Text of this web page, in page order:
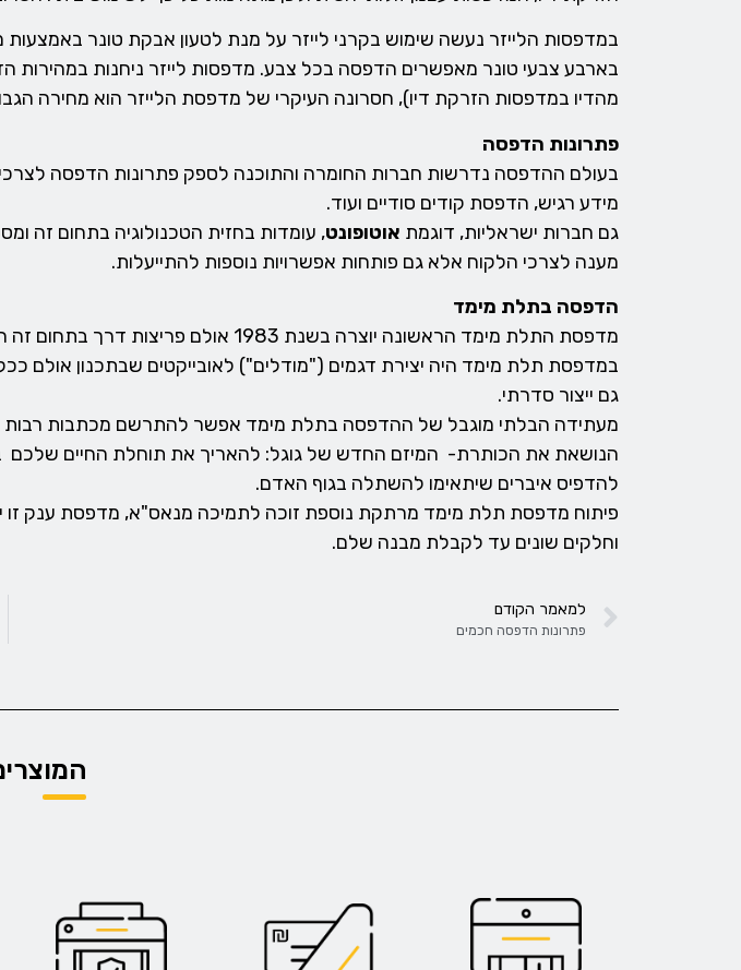
במדפסות הלייזר נעשה שימוש בקרני לייזר על מנת לטעון אבקת טונר
בארבע צבעי טונר מאפשרים הדפסה בכל צבע. מדפסות לייזר ניחנות במהירות
מהדיו במדפסות הזרקת דיו), חסרונה העיקרי של מדפסת הלייזר הוא מחירה
פתרונות הדפסה
בעולם ההדפסה נדרשות חברות החומרה והתוכנה לספק פתרונות הדפסה
מידע רגיש, הדפסת קודים סודיים ועוד.
גם חברות ישראליות, דוגמת אוטופונט, עומדות בחזית הטכנולוגיה בתחום זה
מענה לצרכי הלקוח אלא גם פותחות אפשרויות נוספות להתייעלות.
הדפסה בתלת מימד
במדפסת תלת מימד היה יצירת דגמים ("מודלים") לאובייקטים שבתכנון
גם ייצור סדרתי.
הנושאת את הכותרת- המיזם החדש של גוגל: להאריך את תוחלת החיים
להדפיס איברים שיתאימו להשתלה בגוף האדם.
פיתוח מדפסת תלת מימד מרתקת נוספת זוכה לתמיכה מנאס"א, מדפסת ענק זו
וחלקים שונים עד לקבלת מבנה שלם.
למאמר הקודם
פתרונות הדפסה חכמים